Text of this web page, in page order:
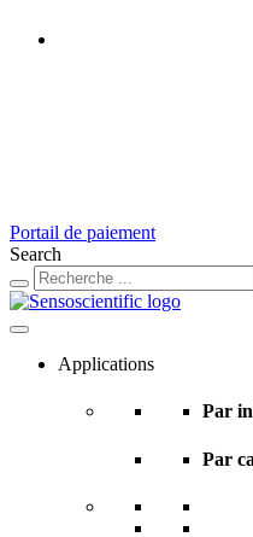
Portail de paiement
Search
Applications
Par
Par